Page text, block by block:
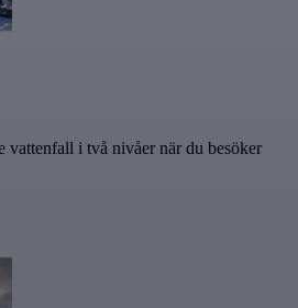
vattenfall i två nivåer när du besöker